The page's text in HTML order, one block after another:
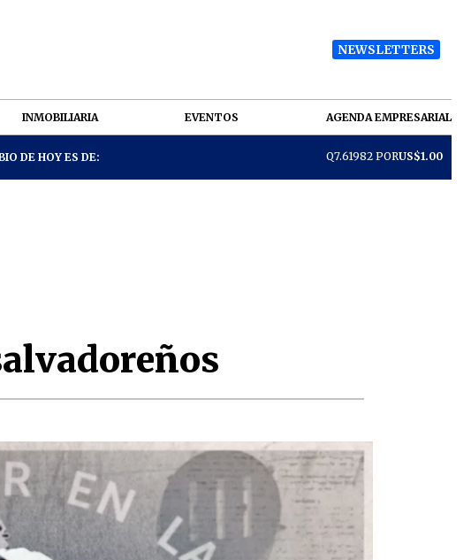
NEWSLETTERS
INMOBILIARIA EVENTOS AGENDA EMPRESARIAL
DE HOY ES DE: Q7.61982 PORUS$1.00